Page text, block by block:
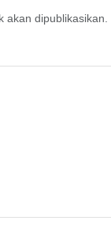
akan dipublikasikan.